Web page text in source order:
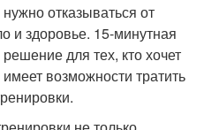
отказываться от
и здоровье. 15-минутная
для тех, кто хочет
возможности тратить